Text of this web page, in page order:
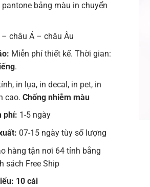
bảng màu in chuyển
châu Á – châu Âu
Miễn phí thiết kế. Thời gian:
.
in lụa, in decal, in pet, in
cao. Chống nhiễm màu
phí: 1-5 ngày
07-15 ngày tùy số lượng
hàng tận nơi 64 tỉnh bằng
sách Free Ship
10 cái